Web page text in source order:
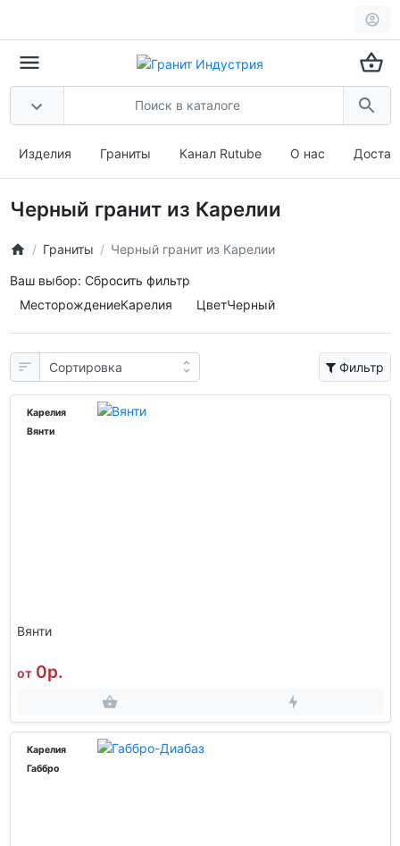
Изделия Граниты Канал Rutube О нас
Черный гранит из Карелии
Граниты Черный гранит из Карелии
Ваш выбор: Сбросить фильтр
МесторождениеКарелия ЦветЧерный
Фильтр
Карелия
Вянти
Вянти
от 0р.
Карелия
Габбро